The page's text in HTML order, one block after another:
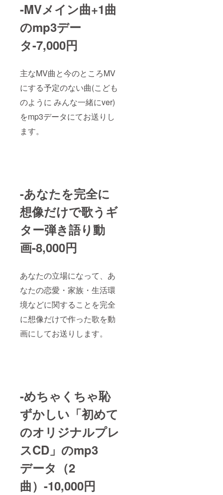
-MVメイン曲+1曲
のmp3デー
タ-7,000円
主なMV曲と今のところMV
にする予定のない曲(こども
のように みんな一緒にver)
をmp3データにてお送りし
ます。
-あなたを完全に
想像だけで歌うギ
ター弾き語り動
画-8,000円
あなたの立場になって、あ
なたの恋愛・家族・生活環
境などに関することを完全
に想像だけで作った歌を動
画にしてお送りします。
-めちゃくちゃ恥
ずかしい「初めて
のオリジナルプレ
スCD」のmp3
データ（2
曲）-10,000円